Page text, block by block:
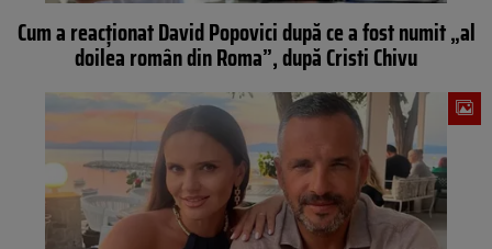
Cum a reacționat David Popovici după ce a fost numit „al
doilea român din Roma”, după Cristi Chivu